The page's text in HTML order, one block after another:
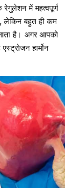
में महत्वपूर्ण
लेकिन बहुत ही कम
है। अगर आपको
हार्मोन